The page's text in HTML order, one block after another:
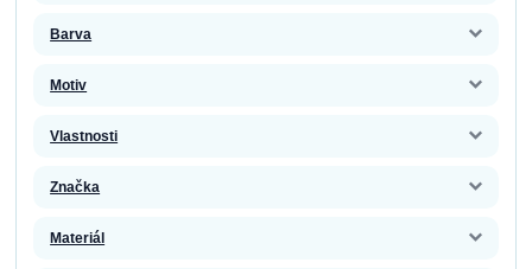
Barva
Motiv
Vlastnosti
Značka
Materiál